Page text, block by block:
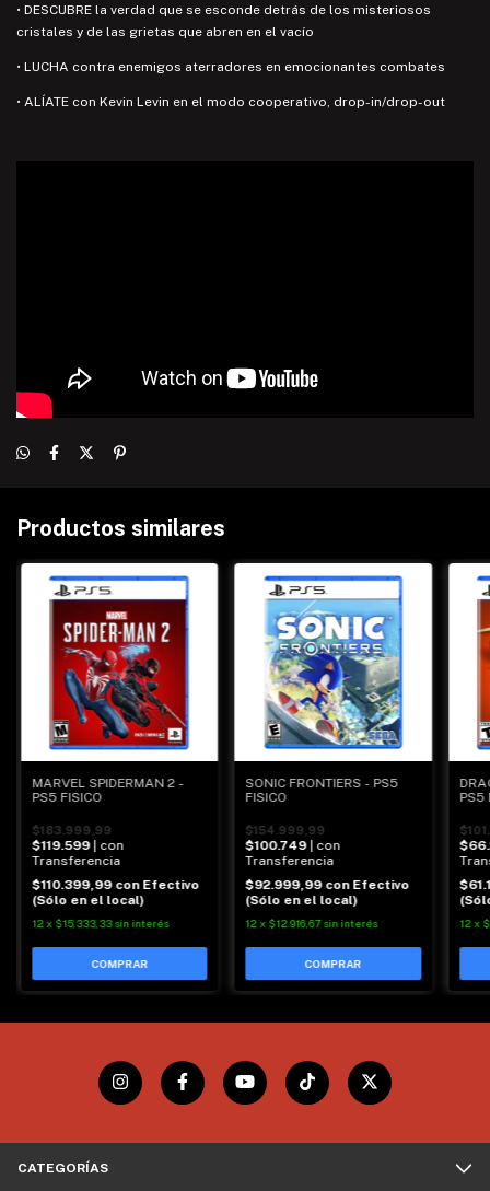
• DESCUBRE la verdad que se esconde detrás de los misteriosos
cristales y de las grietas que abren en el vacío
• LUCHA contra enemigos aterradores en emocionantes combates
• ALÍATE con Kevin Levin en el modo cooperativo, drop-in/drop-out
Productos similares
MARVEL SPIDERMAN 2 -
PS5 FISICO
$183.999,99
$119.599 | con
Transferencia
$110.399,99 con Efectivo
(Sólo en el local)
12 x $15.333,33 sin interés
SONIC FRONTIERS - PS5
FISICO
$154.999,99
$100.749 | con
Transferencia
$92.999,99 con Efectivo
(Sólo en el local)
12 x $12.916,67 sin interés
PS5
12 x
CATEGORÍAS